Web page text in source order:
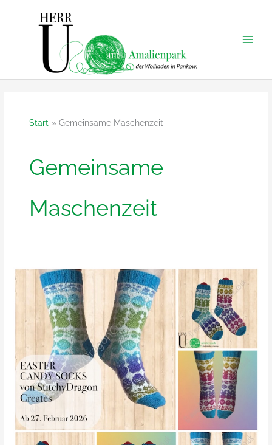
Start Gemeinsame Maschenzeit
Gemeinsame
Maschenzeit